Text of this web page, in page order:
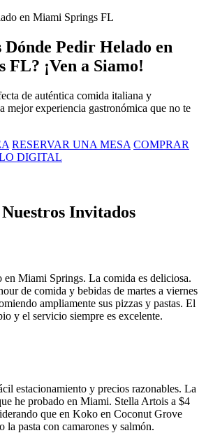
en Miami Springs FL
Dónde Pedir Helado en
¡Ven a Siamo!
de auténtica comida italiana y
mejor experiencia gastronómica que no te
RESERVAR UNA MESA COMPRAR
DIGITAL
Invitados
en Miami Springs. La comida es deliciosa.
de comida y bebidas de martes a viernes
ampliamente sus pizzas y pastas. El
y el servicio siempre es excelente.
estacionamiento y precios razonables. La
he probado en Miami. Stella Artois a $4
que en Koko en Coconut Grove
la pasta con camarones y salmón.